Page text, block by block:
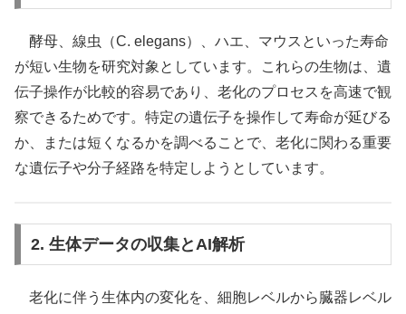
酵母、線虫（C. elegans）、ハエ、マウスといった寿命
が短い生物を研究対象としています。これらの生物は、遺
伝子操作が比較的容易であり、老化のプロセスを高速で観
察できるためです。特定の遺伝子を操作して寿命が延びる
か、または短くなるかを調べることで、老化に関わる重要
な遺伝子や分子経路を特定しようとしています。
2. 生体データの収集とAI解析
老化に伴う生体内の変化を、細胞レベルから臓器レベル